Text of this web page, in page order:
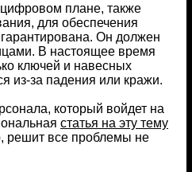
плане, также
для обеспечения
Он должен
В настоящее время
ключей и навесных
из-за падения или кражи.
который войдет на
статья на эту тему
решит все проблемы не